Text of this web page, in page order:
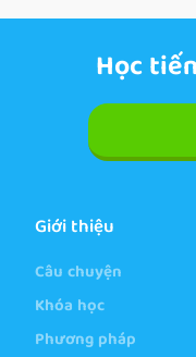
Học
Giới thiệu
Câu chuyện
Khóa học
Phương pháp